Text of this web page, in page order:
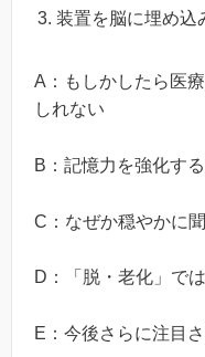
装置を脳に埋め込
A：もしかしたら医
しれない
B：記憶力を強化す
C：なぜか穏やかに
D：「脱・老化」で
E：今後さらに注目